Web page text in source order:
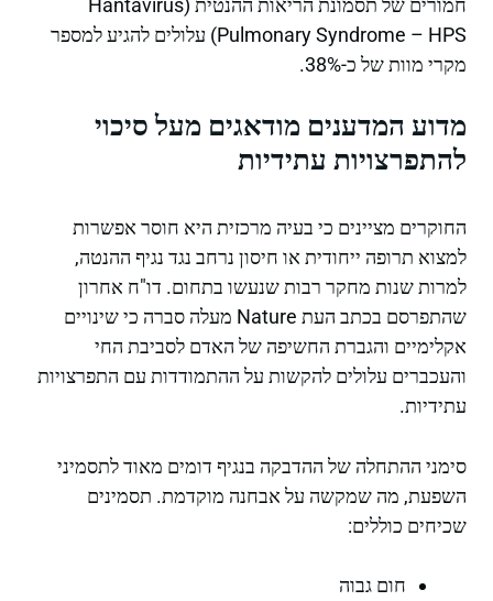
חמורים של תסמונת הריאות ההנטית (Hantavirus
Pulmonary Syndrome – HPS) עלולים להגיע למספר
מקרי מוות של כ-38%.
מדוע המדענים מודאגים מעל סיכוי
להתפרצויות עתידיות
החוקרים מציינים כי בעיה מרכזית היא חוסר אפשרות
למצוא תרופה ייחודית או חיסון נרחב נגד נגיף ההנטה,
למרות שנות מחקר רבות שנעשו בתחום. דו"ח אחרון
שהתפרסם בכתב העת Nature מעלה סברה כי שינויים
אקלימיים והגברת החשיפה של האדם לסביבת החי
והעכברים עלולים להקשות על ההתמודדות עם התפרצויות
עתידיות.
סימני ההתחלה של ההדבקה בנגיף דומים מאוד לתסמיני
השפעת, מה שמקשה על אבחנה מוקדמת. תסמינים
שכיחים כוללים:
חום גבוה